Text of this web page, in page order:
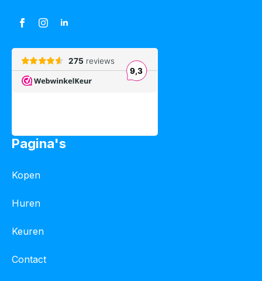
Pagina's
Kopen
Huren
Keuren
Contact